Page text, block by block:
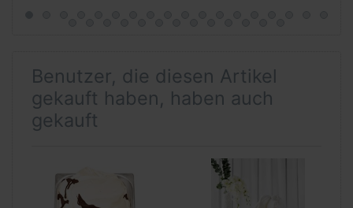
Benutzer, die diesen Artikel
gekauft haben, haben auch
gekauft